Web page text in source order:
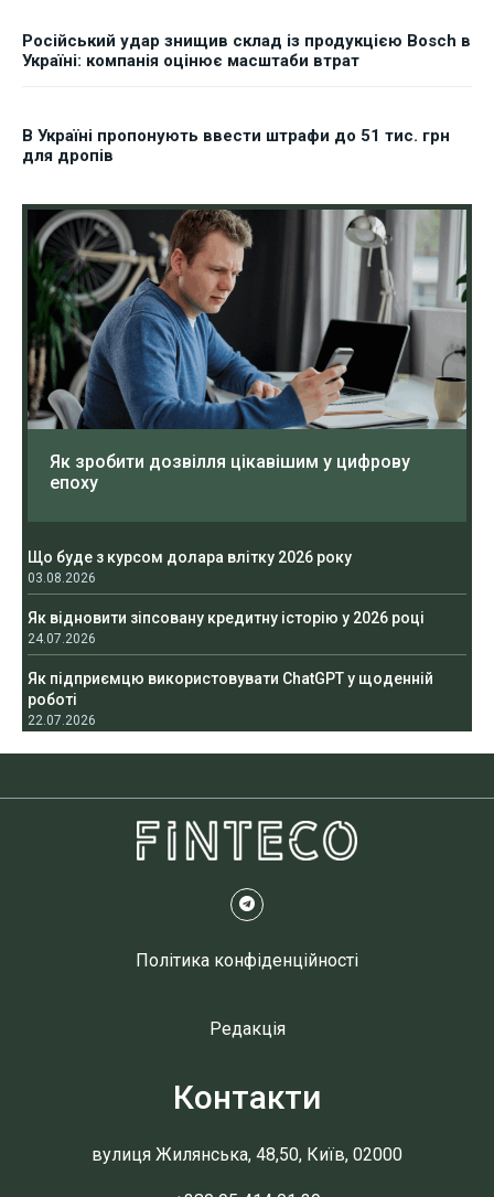
Російський удар знищив склад із продукцією Bosch в
Україні: компанія оцінює масштаби втрат
В Україні пропонують ввести штрафи до 51 тис. грн
для дропів
Як зробити дозвілля цікавішим у цифрову
епоху
Що буде з курсом долара влітку 2026 року
03.08.2026
Як відновити зіпсовану кредитну історію у 2026 році
24.07.2026
Як підприємцю використовувати ChatGPT у щоденній
роботі
22.07.2026
Політика конфіденційності
Редакція
Контакти
вулиця Жилянська, 48,50, Київ, 02000